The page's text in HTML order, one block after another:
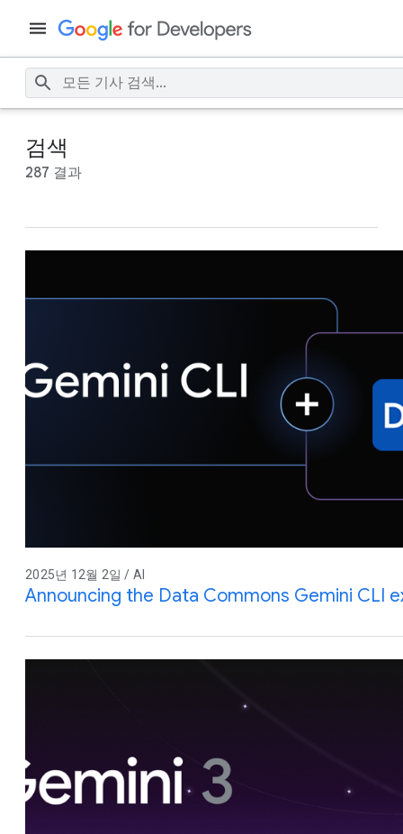
검색
287 결과
2025년 12월 2일 / AI
Announcing the Data Commons Gemini CLI